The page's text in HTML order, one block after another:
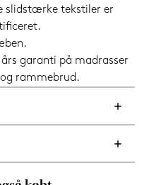
slidstærke tekstiler er
garanti på madrasser
rammebrud.